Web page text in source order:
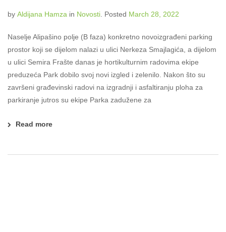
by Aldijana Hamza in Novosti Posted March 28, 2022
Naselje Alipašino polje (B faza) konkretno novoizgrađeni parking
prostor koji se dijelom nalazi u ulici Nerkeza Smajlagića, a dijelom
u ulici Semira Frašte danas je hortikulturnim radovima ekipe
preduzeća Park dobilo svoj novi izgled i zelenilo. Nakon što su
završeni građevinski radovi na izgradnji i asfaltiranju ploha za
parkiranje jutros su ekipe Parka zadužene za
Read more